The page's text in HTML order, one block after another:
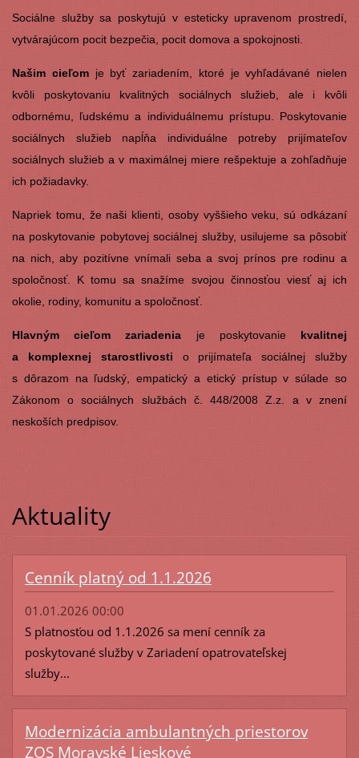
Sociálne služby sa poskytujú v esteticky upravenom prostredí,
vytvárajúcom pocit bezpečia, pocit domova a spokojnosti.
Našim cieľomje byť zariadením, ktoré je vyhľadávané nielen
kvôli poskytovaniu kvalitných sociálnych služieb, ale i kvôli
odbornému, ľudskému a individuálnemu prístupu. Poskytovanie
sociálnych služieb napĺňa individuálne potreby prijímateľov
sociálnych služieb a v maximálnej miere rešpektuje a zohľadňuje
ich požiadavky.
Napriek tomu, že naši klienti, osoby vyššieho veku, sú odkázaní
na poskytovanie pobytovej sociálnej služby, usilujeme sa pôsobiť
na nich, aby pozitívne vnímali seba a svoj prínos pre rodinu a
spoločnosť. K tomu sa snažíme svojou činnosťou viesť aj ich
okolie, rodiny, komunitu a spoločnosť.
Hlavným cieľom zariadenia je poskytovanie kvalitnej
a komplexnej starostlivosti o prijímateľa sociálnej služby
s dôrazom na ľudský, empatický a etický prístup v súlade so
Zákonom o sociálnych službách č. 448/2008 Z.z. a v znení
neskoších predpisov.
Aktuality
Cenník platný od 1.1.2026
01.01.2026 00:00
S platnosťou od 1.1.2026 sa mení cenník za
poskytované služby v Zariadení opatrovateľskej
služby...
Modernizácia ambulantných priestorov
ZOS Moravské Lieskové